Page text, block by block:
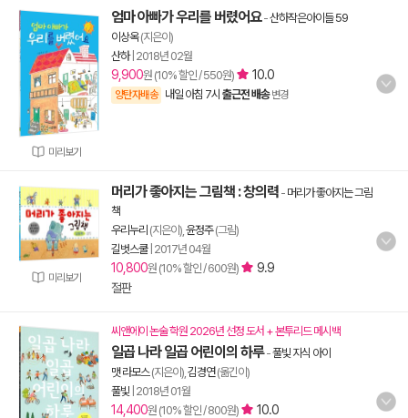
미리보기
엄마 아빠가 우리를 버렸어요-산하작은아이들 59
이상옥(지은이)
산하| 2018년 02월
9,900원 (10% 할인 / 550원) 10.0
양탄자배송 내일 아침 7시 출근전 배송 변경
미리보기
머리가 좋아지는 그림책 : 창의력 - 머리가 좋아지는 그림
책
우리누리 (지은이), 윤정주(그림)
길벗스쿨| 2017년 04월
10,800원 (10% 할인 / 600원)
9.9
절판
씨앤에이 논술 학원 2026년 선정 도서 + 본투리드 메시백
일곱 나라 일곱 어린이의 하루-풀빛 지식 아이
맷 라모스(지은이), 김경연(옮긴이)
풀빛 2018년 01월
14,400원 (10% 할인 / 800원) 10.0